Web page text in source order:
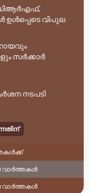
വിപുല
സർക്കാർ
നടപടി
വാർത്തകൾ
വാർത്തകൾ